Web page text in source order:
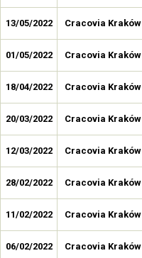
13/05/2022 Cracovia Kraków
01/05/2022 Cracovia Kraków
18/04/2022 Cracovia Kraków
20/03/2022 Cracovia Kraków
12/03/2022 Cracovia Kraków
28/02/2022 Cracovia Kraków
11/02/2022 Cracovia Kraków
06/02/2022 Cracovia Kraków